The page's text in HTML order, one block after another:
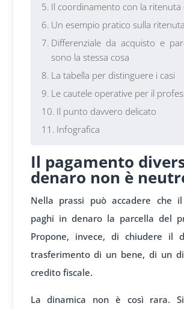
Il coordinamento con la ritenuta
Un esempio pratico sulla ritenuta
Differenziale da acquisto e
sono la stessa cosa
La tabella per distinguere i casi
Le cautele operative per il
Il punto davvero delicato
Infografica
Il pagamento
denaro non è
Nella prassi può accadere che
paghi in denaro la parcella del
Propone, invece, di chiudere il
trasferimento di un bene, di un
credito fiscale.
La dinamica non è così rara.